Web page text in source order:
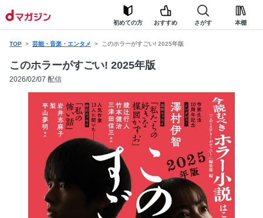
初めての方 おすすめ さがす 本棚
TOP 芸能・音楽・エンタメ このホラーがすごい! 2025年版
このホラーがすごい! 2025年版
2026/02/07 配信